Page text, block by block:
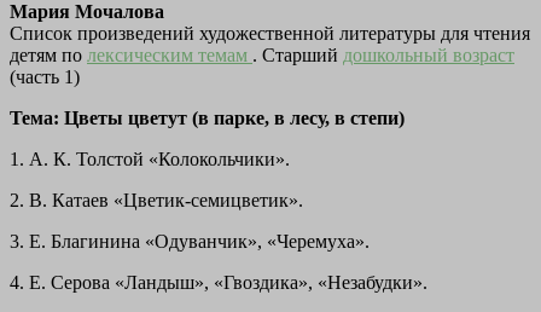
Мария Мочалова
Список произведений художественной литературы для чтения
детям по лексическим темам . Старший дошкольный возраст
(часть 1)
Тема: Цветы цветут (в парке, в лесу, в степи)
1. А. К. Толстой «Колокольчики».
2. В. Катаев «Цветик-семицветик».
3. Е. Благинина «Одуванчик», «Черемуха».
4. Е. Серова «Ландыш», «Гвоздика», «Незабудки».